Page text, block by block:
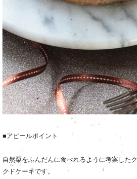
■アピールポイント
自然栗をふんだんに食べれるように考案した
クドケーキです。